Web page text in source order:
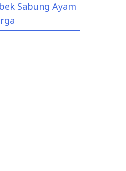
Sabung Ayam